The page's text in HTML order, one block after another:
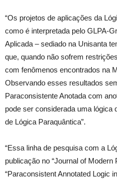
“Os projetos de aplicações da
como é interpretada pelo GLPA-
Aplicada – sediado na Unisanta
que, quando não sofrem
com fenômenos encontrados na
Observando esses resultados
Paraconsistente Anotada com
pode ser considerada uma lógica
de Lógica Paraquântica”.
“Essa linha de pesquisa com a
publicação no “Journal of Modern
“Paraconsistent Annotated Logic